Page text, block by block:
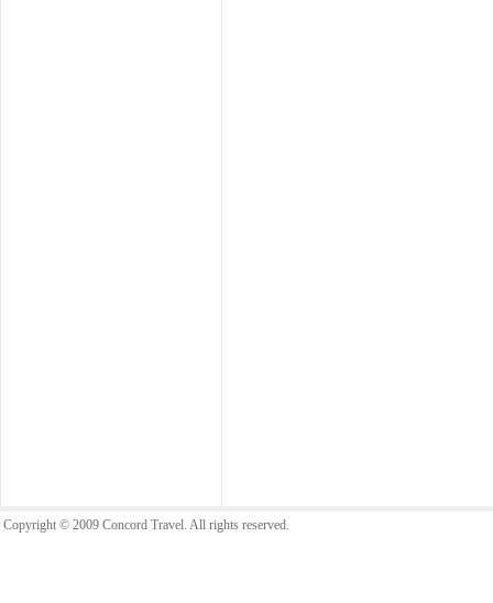
Copyright © 2009 Concord Travel. All rights reserved.